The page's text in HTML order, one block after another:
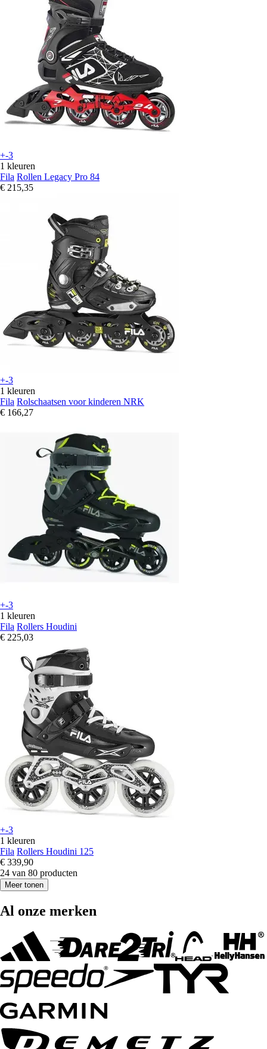
+-3
1 kleuren
Fila Rollen Legacy Pro 84
€ 215,35
+-3
1 kleuren
Fila Rolschaatsen voor kinderen NRK
€ 166,27
+-3
1 kleuren
Fila Rollers Houdini
€ 225,03
+-3
1 kleuren
Fila Rollers Houdini 125
€ 339,90
24 van 80 producten
Meer tonen
Al onze merken